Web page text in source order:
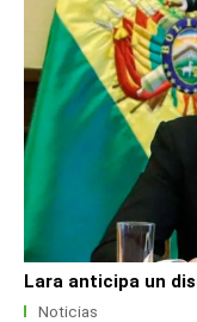
Lara anticipa un
Noticias